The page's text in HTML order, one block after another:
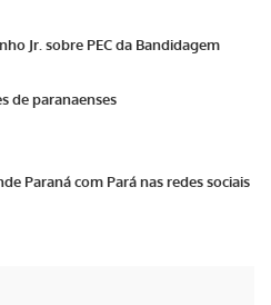
Jr. sobre PEC da Bandidagem
de paranaenses
Paraná com Pará nas redes sociais